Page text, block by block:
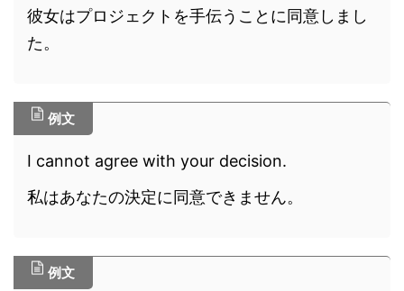
彼女はプロジェクトを手伝うことに同意しまし
た。
例文
I cannot agree with your decision.
私はあなたの決定に同意できません。
例文